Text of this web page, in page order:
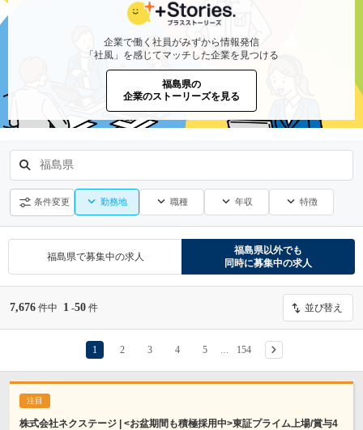
企業で働く社員がみずから情報発信
「社風」を感じてマッチした企業を見つける
福島県の
企業のストーリーズを見る
福島県
条件変更 勤務地 職種 年収 特徴
福島県で募集中の求人
福島県以外でも
同時に募集中の求人
7,676 件中 1 -50 件 並び替え
1 2 3 4 5 154
株式会社ネクステージ | <お盆期間も積極採用中>東証プライム上場/賞与4